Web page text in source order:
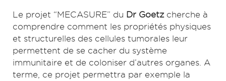
Le projet “MECASURE” du Dr Goetzcherche à
comprendre comment les propriétés physiques
et structurelles des cellules tumorales leur
permettent de se cacher du système
immunitaire et de coloniser d’autres organes. A
terme, ce projet permettra par exemple la